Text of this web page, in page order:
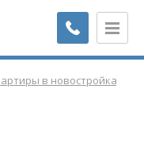
в новостройках